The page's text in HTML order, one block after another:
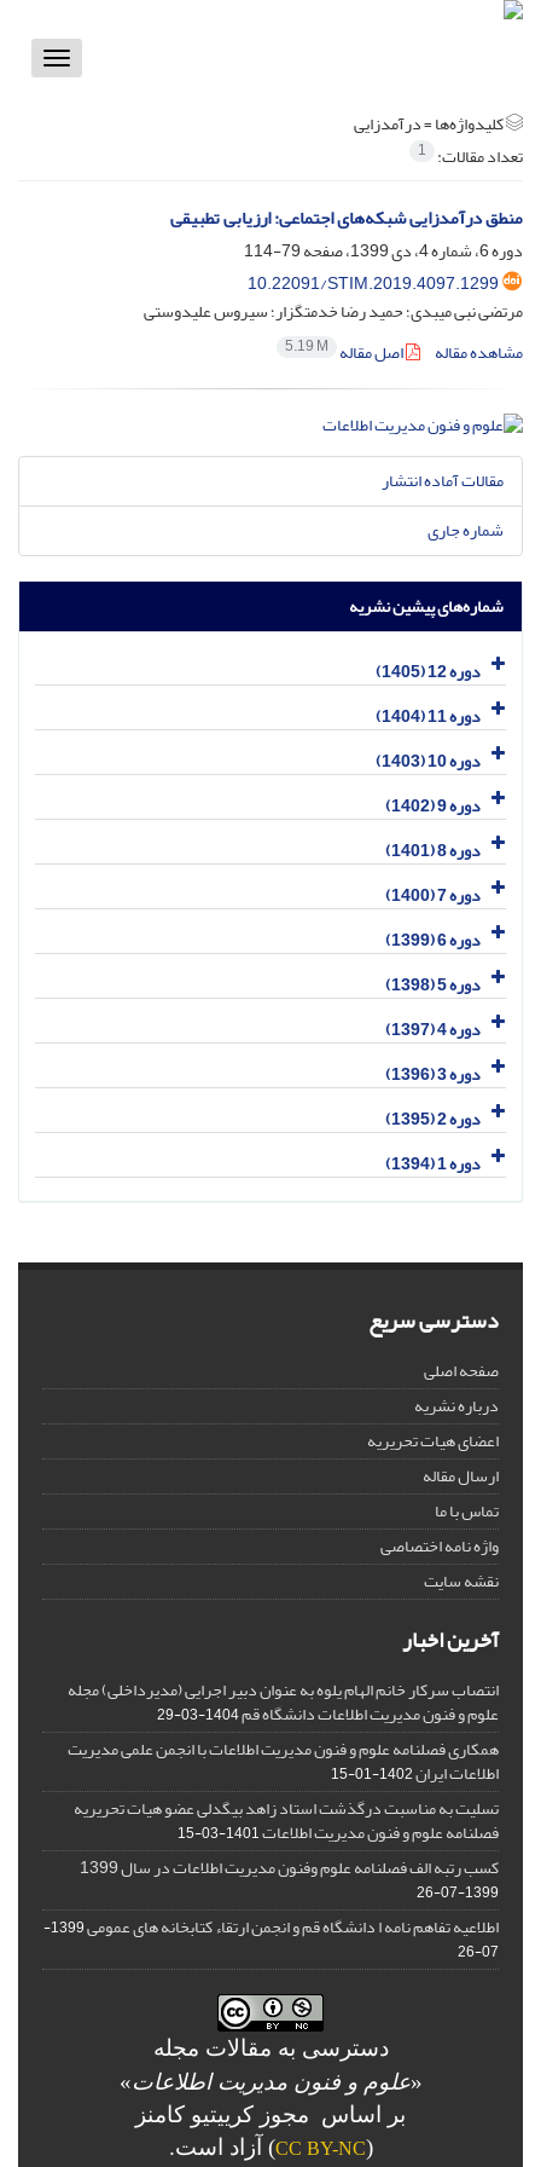
Toggle
کلیدواژه‌ها =درآمدزایی
تعداد مقالات: 1
منطق درآمدزایی شبکه‌های اجتماعی: ارزیابی تطبیقی
دوره 6، شماره 4، دی 1399، صفحه
79-114
10.22091/STIM.2019.4097.1299
مرتضی نبی میبدی؛ حمید رضا خدمتگزار؛ سیروس علیدوستی
مشاهده مقاله
اصل مقاله 5.19 M
مقالات آماده انتشار
شماره جاری
شماره‌های پیشین نشریه
دوره 12 (1405)
دوره 11 (1404)
دوره 10 (1403)
دوره 9 (1402)
دوره 8 (1401)
دوره 7 (1400)
دوره 6 (1399)
دوره 5 (1398)
دوره 4 (1397)
دوره 3 (1396)
دوره 2 (1395)
دوره 1 (1394)
دسترسی سریع
صفحه اصلی
درباره نشریه
اعضای هیات تحریریه
ارسال مقاله
تماس با ما
واژه نامه اختصاصی
نقشه سایت
آخرین اخبار
انتصاب سرکار خانم الهام یلوه به عنوان دبیر اجرایی (مدیرداخلی) مجله
علوم و فنون مدیریت اطلاعات دانشگاه قم1404-03-29
همکاری فصلنامه علوم و فنون مدیریت اطلاعات با انجمن علمی مدیریت
اطلاعات ایران1402-01-15
تسلیت به مناسبت درگذشت استاد زاهد بیگدلی عضو هیات تحریریه
فصلنامه علوم و فنون مدیریت اطلاعات1401-03-15
کسب رتبه الف فصلنامه علوم وفنون مدیریت اطلاعات در سال 1399
1399-07-26
اطلاعیه تفاهم نامه ا دانشگاه قم و انجمن ارتقاء کتابخانه های عمومی
1399-
07-26
دسترسی به مقالات مجله
«علوم و فنون مدیریت اطلاعات»
بر اساس مجوز کرییتیو کامنز
(
CC BY-NC) آزاد است.